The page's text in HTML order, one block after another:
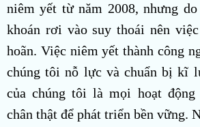
niêm yết từ năm 2008, nhưng
khoán rơi vào suy thoái nên
hoãn. Việc niêm yết thành công
chúng tôi nỗ lực và chuẩn bị kĩ
của chúng tôi là mọi hoạt
chân thật để phát triển bền vững.